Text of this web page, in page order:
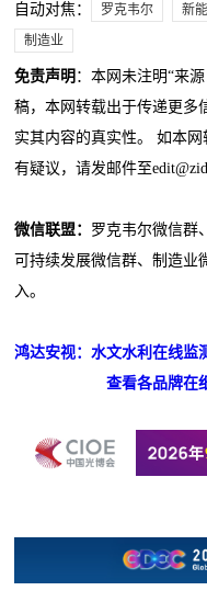
自动对焦： 罗克韦尔 新
制造业
免责声明 ：本网未注明“来
稿，本网转载出于传递更多
实其内容的真实性。 如本
有疑议，请发邮件至
微信联盟： 罗克韦尔微信群
可持续发展微信群、制造业
入。
鸿达安视：水文水利在线监
查看各品牌在